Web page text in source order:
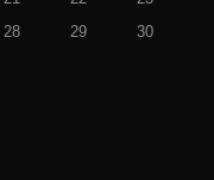
28 29
30